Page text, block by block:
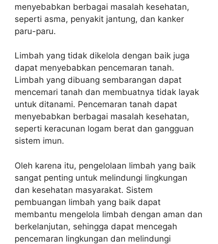
menyebabkan berbagai masalah kesehatan,
seperti asma, penyakit jantung, dan kanker
paru-paru.
Limbah yang tidak dikelola dengan baik juga
dapat menyebabkan pencemaran tanah.
Limbah yang dibuang sembarangan dapat
mencemari tanah dan membuatnya tidak layak
untuk ditanami. Pencemaran tanah dapat
menyebabkan berbagai masalah kesehatan,
seperti keracunan logam berat dan gangguan
sistem imun.
Oleh karena itu, pengelolaan limbah yang baik
sangat penting untuk melindungi lingkungan
dan kesehatan masyarakat. Sistem
pembuangan limbah yang baik dapat
membantu mengelola limbah dengan aman dan
berkelanjutan, sehingga dapat mencegah
pencemaran lingkungan dan melindungi